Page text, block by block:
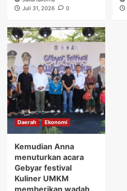
Juli 31, 2026
0
Daerah Ekonomi
Kemudian Anna
menuturkan acara
Gebyar festival
Kuliner UMKM
memberikan wadah